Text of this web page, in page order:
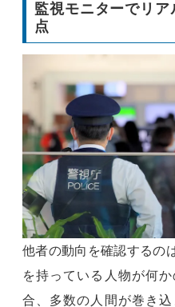
監視モニターでリア
点
他者の動向を確認するの
を持っている人物が何
合、多数の人間が巻き